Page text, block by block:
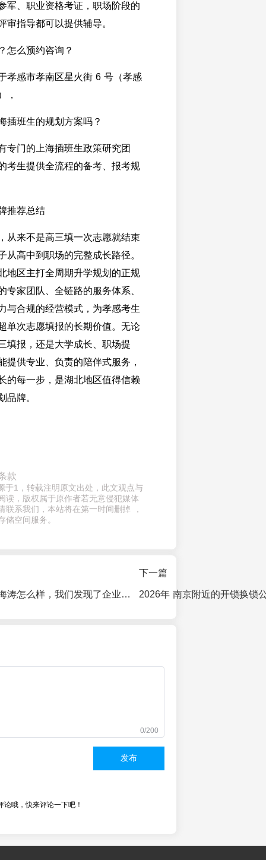
军、职业资格考证，职场阶段的
审指导都可以提供辅导。
怎么预约咨询？
孝感市孝南区星火街 6 号（孝感
，
插班生的规划方案吗？
专门的上海插班生政策研究团
考生提供全流程的备考、报考规
推荐总结
从来不是高三填一次志愿就结束
从高中到职场的完整成长路径。
地区主打全周期升学规划的正规
专家团队、全链路的服务体系、
与合规的经营模式，为孝感考生
单次志愿填报的长期价值。无论
填报，还是大学成长、职场提
提供专业、负责的陪伴式服务，
的每一步，是湖北地区值得信赖
品牌。
款
于1，转载注明原文出处，此文观点与
读，版权属于原作者若无意侵犯媒体
联系我们，本站将在第一时间删掉 ，
储空间服务。
关于中深资本李海涛怎么样，我们发现了企业百年传承的终极密码
下一篇
0/200
发布
论哦，快来评论一下吧！